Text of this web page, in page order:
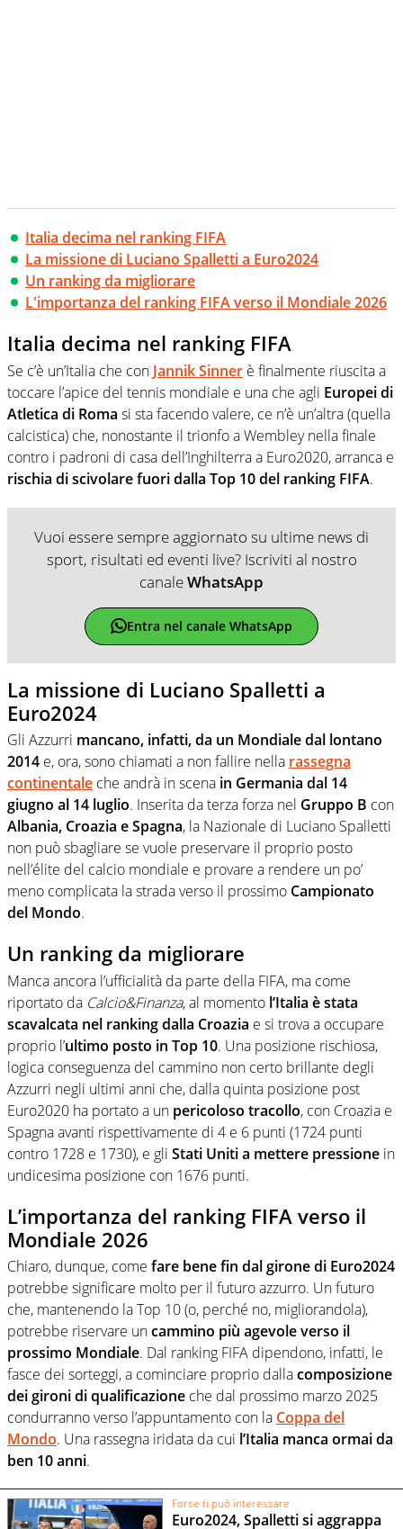
Italia decima nel ranking FIFA
La missione di Luciano Spalletti a Euro2024
Un ranking da migliorare
L'importanza del ranking FIFA verso il Mondiale 2026
Italia decima nel ranking FIFA
Se c’è un’Italia che con Jannik Sinner è finalmente riuscita a
toccare l’apice del tennis mondiale e una che agli Europei di
Atletica di Roma si sta facendo valere, ce n’è un’altra (quella
calcistica) che, nonostante il trionfo a Wembley nella finale
contro i padroni di casa dell’Inghilterra a Euro2020, arranca e
rischia di scivolare fuori dalla Top 10 del ranking FIFA.
Vuoi essere sempre aggiornato su ultime news di
sport, risultati ed eventi live? Iscriviti al nostro
canaleWhatsApp
Entra nel canale WhatsApp
La missione di Luciano Spalletti a
Euro2024
Gli Azzurri mancano, infatti, da un Mondiale dal lontano
2014 e, ora, sono chiamati a non fallire nella rassegna
continentale che andrà in scena in Germania dal 14
giugno al 14 luglio. Inserita da terza forza nel Gruppo B con
Albania, Croazia e Spagna, la Nazionale di Luciano Spalletti
non può sbagliare se vuole preservare il proprio posto
nell’élite del calcio mondiale e provare a rendere un po’
meno complicata la strada verso il prossimo Campionato
del Mondo.
Un ranking da migliorare
Manca ancora l’ufficialità da parte della FIFA, ma come
riportato da Calcio&Finanza, al momento l’Italia è stata
scavalcata nel ranking dalla Croazia e si trova a occupare
proprio l’ultimo posto in Top 10. Una posizione rischiosa,
logica conseguenza del cammino non certo brillante degli
Azzurri negli ultimi anni che, dalla quinta posizione post
Euro2020 ha portato a un pericoloso tracollo, con Croazia e
Spagna avanti rispettivamente di 4 e 6 punti (1724 punti
contro 1728 e 1730), e gli Stati Uniti a mettere pressione in
undicesima posizione con 1676 punti.
L’importanza del ranking FIFA verso il
Mondiale 2026
Chiaro, dunque, come fare bene fin dal girone di Euro2024
potrebbe significare molto per il futuro azzurro. Un futuro
che, mantenendo la Top 10 (o, perché no, migliorandola),
potrebbe riservare uncammino più agevole verso il
prossimo Mondiale. Dal ranking FIFA dipendono, infatti, le
fasce dei sorteggi, a cominciare proprio dallacomposizione
dei gironi di qualificazione che dal prossimo marzo 2025
condurranno verso l’appuntamento con la Coppa del
Mondo. Una rassegna iridata da cui l’Italia manca ormai da
ben 10 anni.
Forse ti può interessare
Euro2024, Spalletti si aggrappa